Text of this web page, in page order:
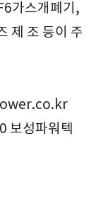
가스개폐기,
제 조 등이 주
보성파워텍